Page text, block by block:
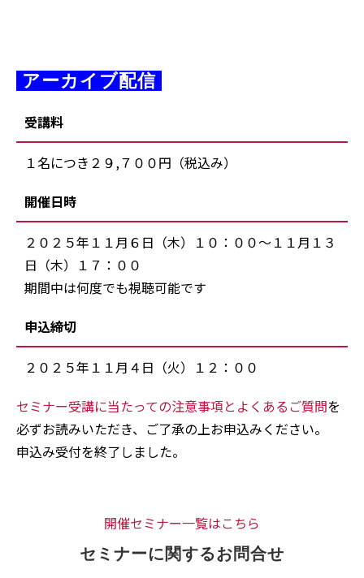
アーカイブ配信
受講料
１名につき２９,７００円（税込み）
開催日時
２０２５年１１月６日（木）１０：００～１１月１３
日（木）１７：００
期間中は何度でも視聴可能です
申込締切
２０２５年１１月４日（火）１２：００
セミナー受講に当たっての注意事項とよくあるご質問を
必ずお読みいただき、ご了承の上お申込みください。
申込み受付を終了しました。
開催セミナー一覧はこちら
セミナーに関するお問合せ